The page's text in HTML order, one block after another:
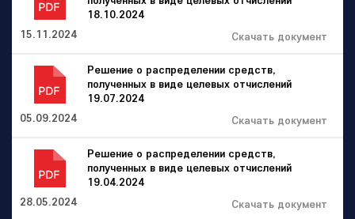
15.11.2024
18.10.2024
Скачать документ
05.09.2024
Решение о распределении средств,
полученных в виде целевых отчислений
19.07.2024
Скачать документ
28.05.2024
Решение о распределении средств,
полученных в виде целевых отчислений
19.04.2024
Скачать документ